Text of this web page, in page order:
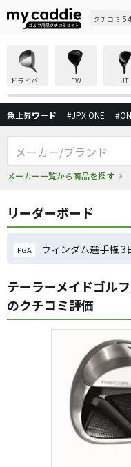
クチコミ
ドライバー FW UT
急上昇ワード #JPX ONE
メーカー一覧から商品を探す
リーダーボード
PGA ウィンダム選手権 3
テーラーメイドゴル
のクチコミ評価